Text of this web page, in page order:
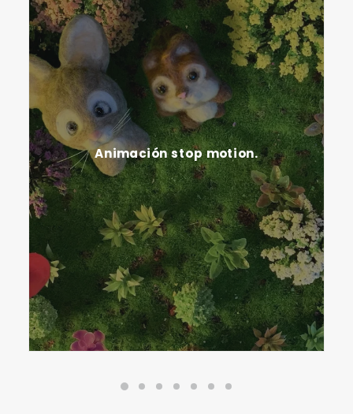
Animación stop motion.